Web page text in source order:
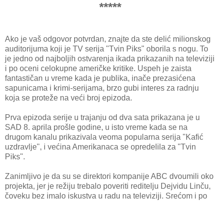
*****
Ako je vaš odgovor potvrdan, znajte da ste delić milionskog
auditorijuma koji je TV serija "Tvin Piks" oborila s nogu. To
je jedno od najboljih ostvarenja ikada prikazanih na televiziji
i po oceni celokupne američke kritike. Uspeh je zaista
fantastičan u vreme kada je publika, inače prezasićena
sapunicama i krimi-serijama, brzo gubi interes za radnju
koja se proteže na veći broj epizoda.
Prva epizoda serije u trajanju od dva sata prikazana je u
SAD 8. aprila prošle godine, u isto vreme kada se na
drugom kanalu prikazivala veoma popularna serija "Kafić
uzdravlje", i većina Amerikanaca se opredelila za "Tvin
Piks".
Zanimljivo je da su se direktori kompanije ABC dvoumili oko
projekta, jer je režiju trebalo poveriti reditelju Dejvidu Linču,
čoveku bez imalo iskustva u radu na televiziji. Srećom i po